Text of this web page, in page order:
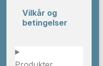
Vilkår og
betingelser